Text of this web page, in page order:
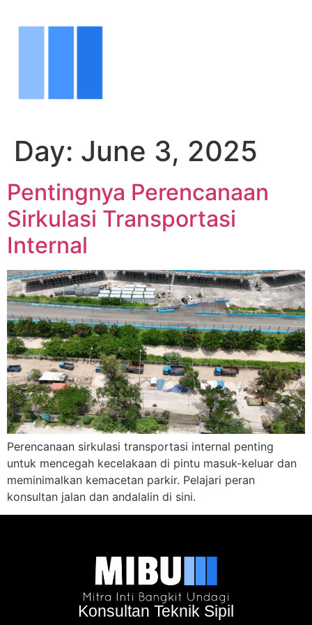
Day: June 3, 2025
Pentingnya Perencanaan
Sirkulasi Transportasi
Internal
Perencanaan sirkulasi transportasi internal penting
untuk mencegah kecelakaan di pintu masuk-keluar dan
meminimalkan kemacetan parkir. Pelajari peran
konsultan jalan dan andalalin di sini.
Konsultan Teknik Sipil